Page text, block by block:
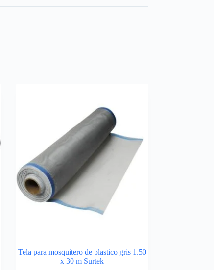
Tela para mosquitero de plastico gris 1.50
x 30 m Surtek